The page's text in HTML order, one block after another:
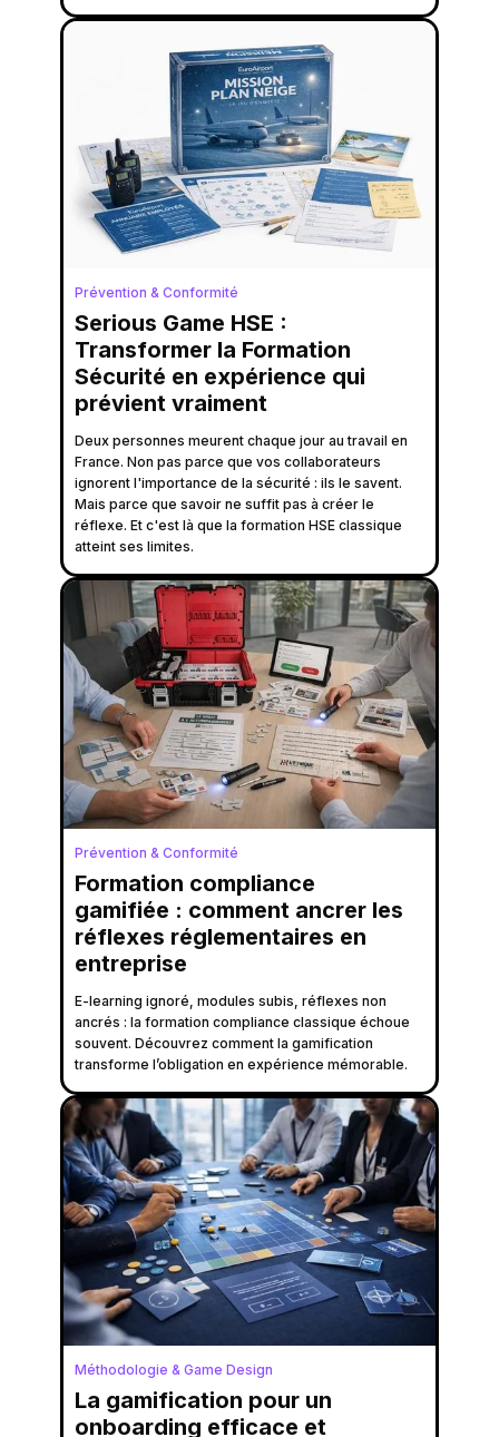
Prévention & Conformité
Serious Game HSE :
Transformer la Formation
Sécurité en expérience qui
prévient vraiment
Deux personnes meurent chaque jour au travail en
France. Non pas parce que vos collaborateurs
ignorent l'importance de la sécurité : ils le savent.
Mais parce que savoir ne suffit pas à créer le
réflexe. Et c'est là que la formation HSE classique
atteint ses limites.
Prévention & Conformité
Formation compliance
gamifiée : comment ancrer les
réflexes réglementaires en
entreprise
E-learning ignoré, modules subis, réflexes non
ancrés : la formation compliance classique échoue
souvent. Découvrez comment la gamification
transforme l’obligation en expérience mémorable.
Méthodologie & Game Design
La gamification pour un
onboarding efficace et